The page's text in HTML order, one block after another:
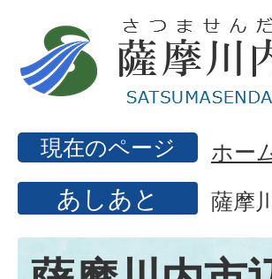
現在のページ ホー
あしあと 薩摩